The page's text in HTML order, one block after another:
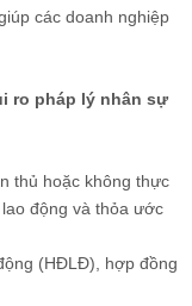
các doanh nghiệp
ro pháp lý nhân sự
thủ hoặc không thực
động và thỏa ước
(HĐLĐ), hợp đồng